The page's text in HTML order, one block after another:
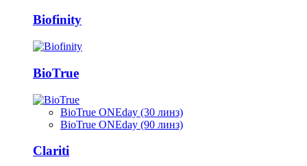
Biofinity
BioTrue
BioTrue ONEday (30 линз)
BioTrue ONEday (90 линз)
Clariti